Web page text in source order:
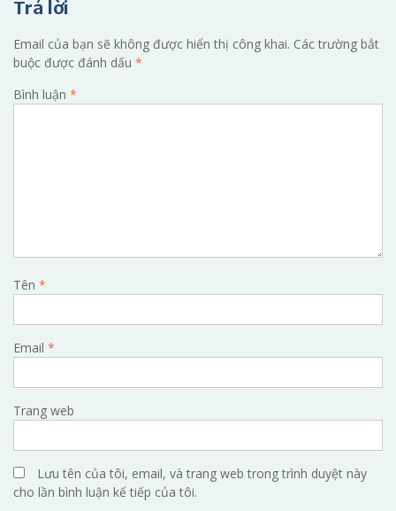
Trả lời
Email của bạn sẽ không được hiển thị công khai. Các trường bắt
buộc được đánh dấu *
Bình luận *
Tên *
Email *
Trang web
Lưu tên của tôi, email, và trang web trong trình duyệt này
cho lần bình luận kế tiếp của tôi.